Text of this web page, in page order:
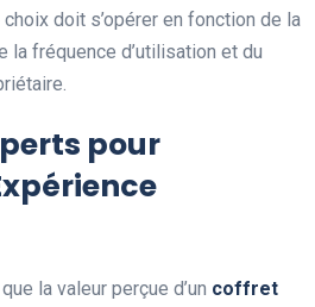
choix doit s’opérer en fonction de la
la fréquence d’utilisation et du
pour
la valeur perçue d’un coffret